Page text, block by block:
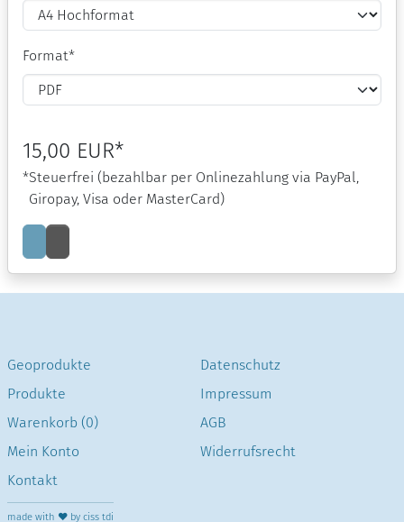
Format*
15,00 EUR*
*Steuerfrei (bezahlbar per Onlinezahlung via PayPal,
Giropay, Visa oder MasterCard)
Geoprodukte
Produkte
Warenkorb (0)
Mein Konto
Kontakt
Datenschutz
Impressum
AGB
Widerrufsrecht
made with ❤ by ciss tdi